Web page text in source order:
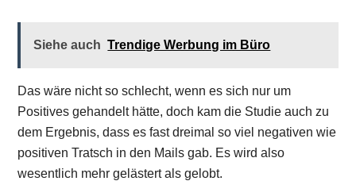
Siehe auch Trendige Werbung im Büro
Das wäre nicht so schlecht, wenn es sich nur um
Positives gehandelt hätte, doch kam die Studie auch zu
dem Ergebnis, dass es fast dreimal so viel negativen wie
positiven Tratsch in den Mails gab. Es wird also
wesentlich mehr gelästert als gelobt.